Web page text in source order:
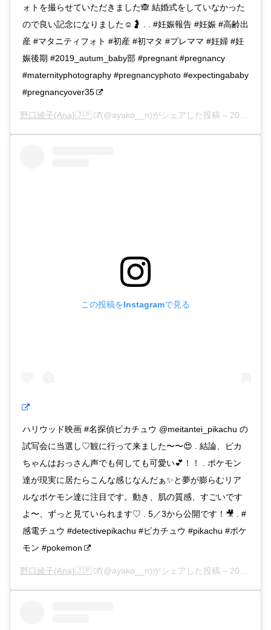
ォトを撮らせていただきました🙈 結婚式をしていなかった
ので良い記念になりました☺️🤰 . . #妊娠報告 #妊娠 #高齢出
産 #マタニティフォト #初産 #初マタ #プレママ #妊婦 #妊
娠後期 #2019_autum_baby部 #pregnant #pregnancy
#maternityphotography #pregnancyphoto #expectingababy
#pregnancyover35
野口綾子(Ana)🇯🇵 (@ayako__n)がシェアした投稿 – 2019年 9月月14日午後9時50分PDT
この投稿をInstagramで見る
ハリウッド映画 #名探偵ピカチュウ @meitantei_pikachu の
試写会に当選し♡観に行って来ました〜〜😍 . 結論、ピカ
ちゃんはおっさん声でも何しても可愛い💕！！ . ポケモン
達が現実に居たらこんな感じなんだぁ✨と夢が膨らむリア
ルなポケモン達に注目です。動き、肌の質感、すごいです
よ〜、ずっと見ていられます♡ . 5／3から公開です！🎥 . #
感電チュウ #detectivepikachu #ピカチュウ #pikachu #ポケ
モン #pokemon
野口綾子(Ana)🇯🇵 (@ayako__n)がシェアした投稿 – 2019年 4月月27日午後7時11分PDT